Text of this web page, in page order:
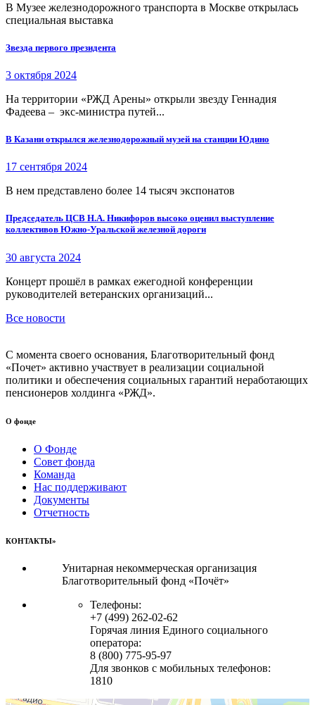
В Музее железнодорожного транспорта в Москве открылась
специальная выставка
Звезда первого президента
3 октября 2024
На территории «РЖД Арены» открыли звезду Геннадия
Фадеева – экс-министра путей...
В Казани открылся железнодорожный музей на станции Юдино
17 сентября 2024
В нем представлено более 14 тысяч экспонатов
Председатель ЦСВ Н.А. Никифоров высоко оценил выступление
коллективов Южно-Уральской железной дороги
30 августа 2024
Концерт прошёл в рамках ежегодной конференции
руководителей ветеранских организаций...
Все новости
С момента своего основания, Благотворительный фонд
«Почет» активно участвует в реализации социальной
политики и обеспечения социальных гарантий неработающих
пенсионеров холдинга «РЖД».
О фонде
О Фонде
Совет фонда
Команда
Нас поддерживают
Документы
Отчетность
КОНТАКТЫ»
Унитарная некоммерческая организация
Благотворительный фонд «Почёт»
Телефоны:
+7 (499) 262-02-62
Горячая линия Единого социального
оператора:
8 (800) 775-95-97
Для звонков с мобильных телефонов:
1810